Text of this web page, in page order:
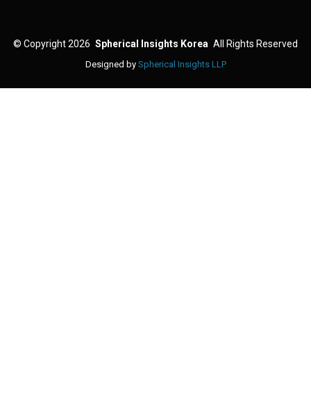
© Copyright 2026 Spherical Insights Korea All Rights Reserved
Designed by Spherical Insights LLP